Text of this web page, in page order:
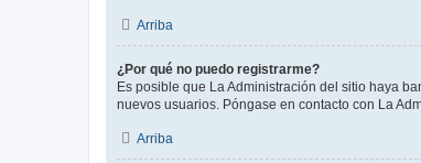
Arriba
¿Por qué no puedo registrarme?
Es posible que La Administración del sitio haya
nuevos usuarios. Póngase en contacto con La
Arriba